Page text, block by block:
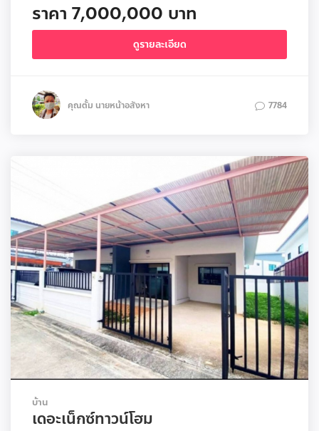
ราคา 7,000,000 บาท
ดูรายละเอียด
คุณตั้ม นายหน้าอสังหา 7784
บ้าน
เดอะเน็กซ์ทาวน์โฮม